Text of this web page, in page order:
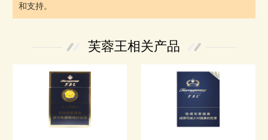
和支持。
芙蓉王相关产品